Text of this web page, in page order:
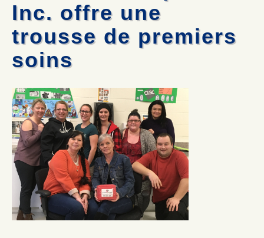
La formation professionnelle dans la Vallée-de-la-Gatineau :
une formule gagnante
Formation commis service à la clientèle : 100% de chance de
trouver un emploi
Les commissaires remettent deux certificats honorifiques
Olympiades de la formation professionnelle: Jérémy Gagnon
Mécanique auto: René Ringuette remporte la première place
Inc. offre une
trousse de premiers
soins